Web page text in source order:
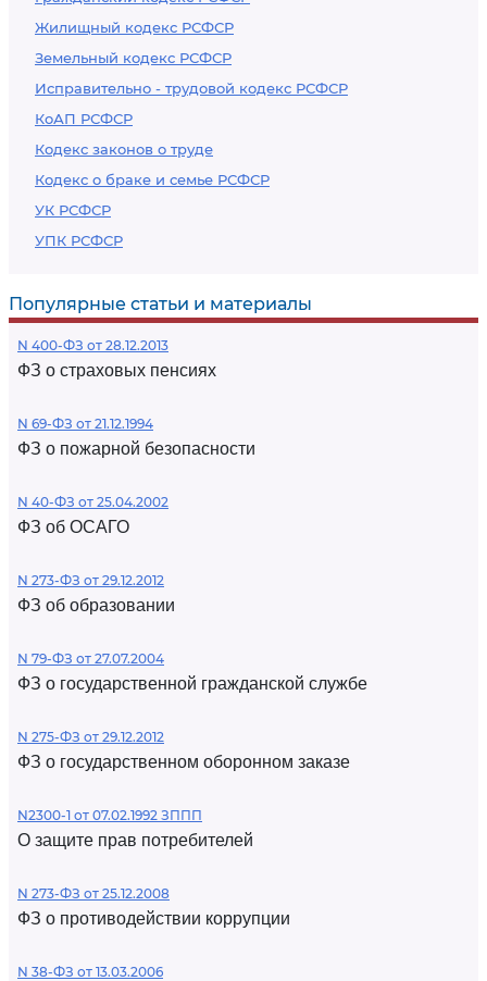
Жилищный кодекс РСФСР
Земельный кодекс РСФСР
Исправительно - трудовой кодекс РСФСР
КоАП РСФСР
Кодекс законов о труде
Кодекс о браке и семье РСФСР
УК РСФСР
УПК РСФСР
Популярные статьи и материалы
N 400-ФЗ от 28.12.2013
ФЗ о страховых пенсиях
N 69-ФЗ от 21.12.1994
ФЗ о пожарной безопасности
N 40-ФЗ от 25.04.2002
ФЗ об ОСАГО
N 273-ФЗ от 29.12.2012
ФЗ об образовании
N 79-ФЗ от 27.07.2004
ФЗ о государственной гражданской службе
N 275-ФЗ от 29.12.2012
ФЗ о государственном оборонном заказе
N2300-1 от 07.02.1992 ЗППП
О защите прав потребителей
N 273-ФЗ от 25.12.2008
ФЗ о противодействии коррупции
N 38-ФЗ от 13.03.2006